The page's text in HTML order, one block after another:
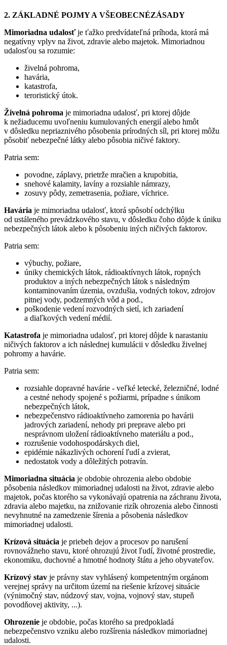
2. ZÁKLADNÉ POJMY A VŠEOBECNÉZÁSADY
Mimoriadna udalosťje ťažko predvídateľná príhoda, ktorá má
negatívny vplyv na život, zdravie alebo majetok. Mimoriadnou
udalosťou sa rozumie:
živelná pohroma,
havária,
katastrofa,
teroristický útok.
Živelná pohroma je mimoriadna udalosť, pri ktorej dôjde
k nežiaducemu uvoľneniu kumulovaných energií alebo hmôt
v dôsledku nepriaznivého pôsobenia prírodných síl, pri ktorej môžu
pôsobiť nebezpečné látky alebo pôsobia ničivé faktory.
Patria sem:
povodne, záplavy, prietrže mračien a krupobitia,
snehové kalamity, lavíny a rozsiahle námrazy,
zosuvy pôdy, zemetrasenia, požiare, víchrice.
Havária je mimoriadna udalosť, ktorá spôsobí odchýlku
od ustáleného prevádzkového stavu, v dôsledku čoho dôjde k úniku
nebezpečných látok alebo k pôsobeniu iných ničivých faktorov.
Patria sem:
výbuchy, požiare,
úniky chemických látok, rádioaktívnych látok, ropných
produktov a iných nebezpečných látok s následným
kontaminovaním územia, ovzdušia, vodných tokov, zdrojov
pitnej vody, podzemných vôd a pod.,
poškodenie vedení rozvodných sietí, ich zariadení
a diaľkových vedení médií.
Katastrofa je mimoriadna udalosť, pri ktorej dôjde k narastaniu
ničivých faktorov a ich následnej kumulácii v dôsledku živelnej
pohromy a havárie.
Patria sem:
rozsiahle dopravné havárie - veľké letecké, železničné, lodné
a cestné nehody spojené s požiarmi, prípadne s únikom
nebezpečných látok,
nebezpečenstvo rádioaktívneho zamorenia po havárii
jadrových zariadení, nehody pri preprave alebo pri
nesprávnom uložení rádioaktívneho materiálu a pod.,
rozrušenie vodohospodárskych diel,
epidémie nákazlivých ochorení ľudí a zvierat,
nedostatok vody a dôležitých potravín.
Mimoriadna situácia je obdobie ohrozenia alebo obdobie
pôsobenia následkov mimoriadnej udalosti na život, zdravie alebo
majetok, počas ktorého sa vykonávajú opatrenia na záchranu života,
zdravia alebo majetku, na znižovanie rizík ohrozenia alebo činnosti
nevyhnutné na zamedzenie šírenia a pôsobenia následkov
mimoriadnej udalosti.
Krízová situácia je priebeh dejov a procesov po narušení
rovnovážneho stavu, ktoré ohrozujú život ľudí, životné prostredie,
ekonomiku, duchovné a hmotné hodnoty štátu a jeho obyvateľov.
Krízový stav je právny stav vyhlásený kompetentným orgánom
verejnej správy na určitom území na riešenie krízovej situácie
(výnimočný stav, núdzový stav, vojna, vojnový stav, stupeň
povodňovej aktivity, ...).
Ohrozenie je obdobie, počas ktorého sa predpokladá
nebezpečenstvo vzniku alebo rozšírenia následkov mimoriadnej
udalosti.